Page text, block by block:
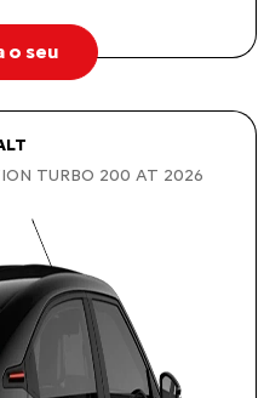
o seu
TURBO 200 AT 2026